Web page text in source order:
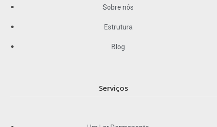
Sobre nós
Estrutura
Blog
Serviços